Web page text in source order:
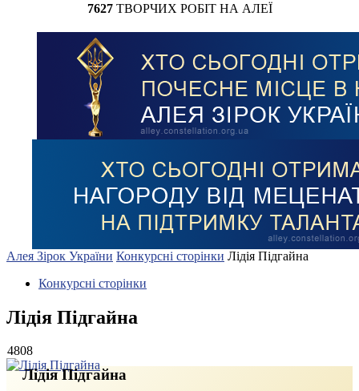
7627ТВОРЧИХ РОБІТ НА АЛЕЇ
Алея Зірок України Конкурсні сторінки Лідія Підгайна
Конкурсні сторінки
Лідія Підгайна
4808
Лідія Підгайна